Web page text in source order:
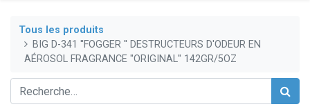
Tous les produits
BIG D-341 ''FOGGER '' DESTRUCTEURS D'ODEUR EN
AÉROSOL FRAGRANCE ''ORIGINAL'' 142GR/5OZ